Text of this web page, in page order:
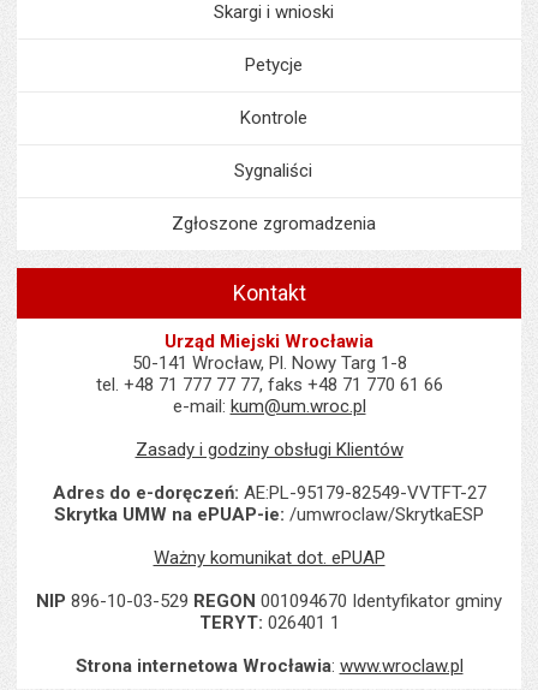
Skargi i wnioski
Petycje
Kontrole
Sygnaliści
Zgłoszone zgromadzenia
Kontakt
Urząd Miejski Wrocławia
50-141 Wrocław, Pl. Nowy Targ 1-8
tel. +48 71 777 77 77, faks +48 71 770 61 66
e-mail: kum@um.wroc.pl
Zasady i godziny obsługi Klientów
Adres do e-doręczeń: AE:PL-95179-82549-VVTFT-27
Skrytka UMW na ePUAP-ie: /umwroclaw/SkrytkaESP
Ważny komunikat dot. ePUAP
NIP 896-10-03-529 REGON 001094670 Identyfikator gminy
TERYT: 026401 1
Strona internetowa Wrocławia: www.wroclaw.pl